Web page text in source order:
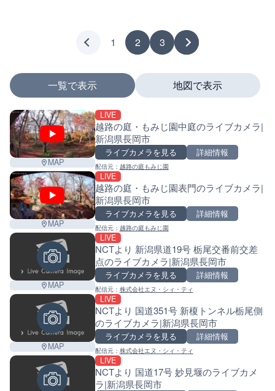
1 2 3
一覧で表示
MAP
LIVE
越路の庭・もみじ園中庭のライブカメラ|
新潟県長岡市
ライブカメラを見る 詳細情報
配信元： 越路の庭もみじ園
MAP
LIVE
越路の庭・もみじ園表門のライブカメラ|
新潟県長岡市
ライブカメラを見る 詳細情報
配信元： 越路の庭もみじ園
MAP
LIVE
NCTより 新潟県道19号 栃尾交番前交差
点のライブカメラ|新潟県長岡市
ライブカメラを見る 詳細情報
配信元： 株式会社エヌ・シィ・ティ
MAP
LIVE
NCTより 国道351号 新榎トンネル栃尾側
のライブカメラ|新潟県長岡市
ライブカメラを見る 詳細情報
配信元： 株式会社エヌ・シィ・ティ
LIVE
NCTより 国道17号 妙見堰のライブカメ
ラ|新潟県長岡市
地図で表示
+
−
マーカーをタップするとライブカメラの詳細が表示さ